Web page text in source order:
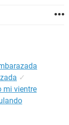
✓
mi vientre